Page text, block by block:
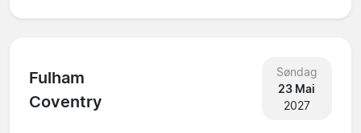
Fulham
Coventry
Søndag
23 Mai
2027